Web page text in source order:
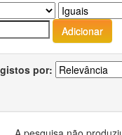
por: